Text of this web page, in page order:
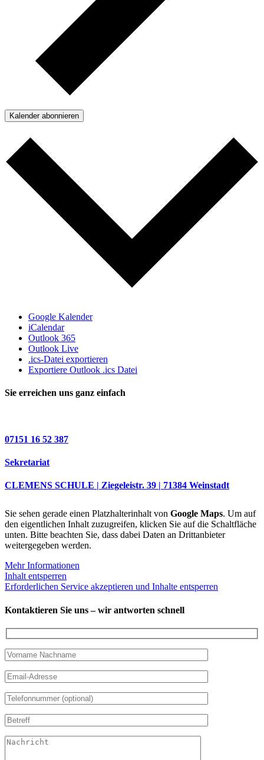
Kalender abonnieren
Google Kalender
iCalendar
Outlook 365
Outlook Live
.ics-Datei exportieren
Exportiere Outlook .ics Datei
Sie erreichen uns ganz einfach
07151 16 52 387
Sekretariat
CLEMENS SCHULE | Ziegeleistr. 39 | 71384 Weinstadt
Sie sehen gerade einen Platzhalterinhalt von Google Maps. Um auf
den eigentlichen Inhalt zuzugreifen, klicken Sie auf die Schaltfläche
unten. Bitte beachten Sie, dass dabei Daten an Drittanbieter
weitergegeben werden.
Mehr Informationen
Inhalt entsperren
Erforderlichen Service akzeptieren und Inhalte entsperren
Kontaktieren Sie uns – wir antworten schnell